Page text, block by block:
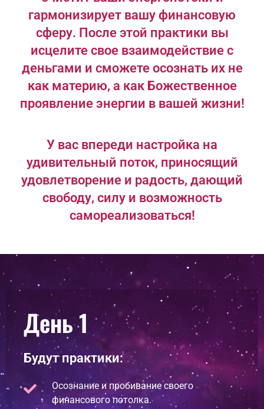
гармонизирует вашу финансовую
сферу. После этой практики вы
исцелите свое взаимодействие с
деньгами и сможете осознать их не
как материю, а как Божественное
проявление энергии в вашей жизни!
У вас впереди настройка на
удивительный поток, приносящий
удовлетворение и радость, дающий
свободу, силу и возможность
самореализоваться!
День 1
Будут практики:
Осознание и пробивание своего
финансового потолка.